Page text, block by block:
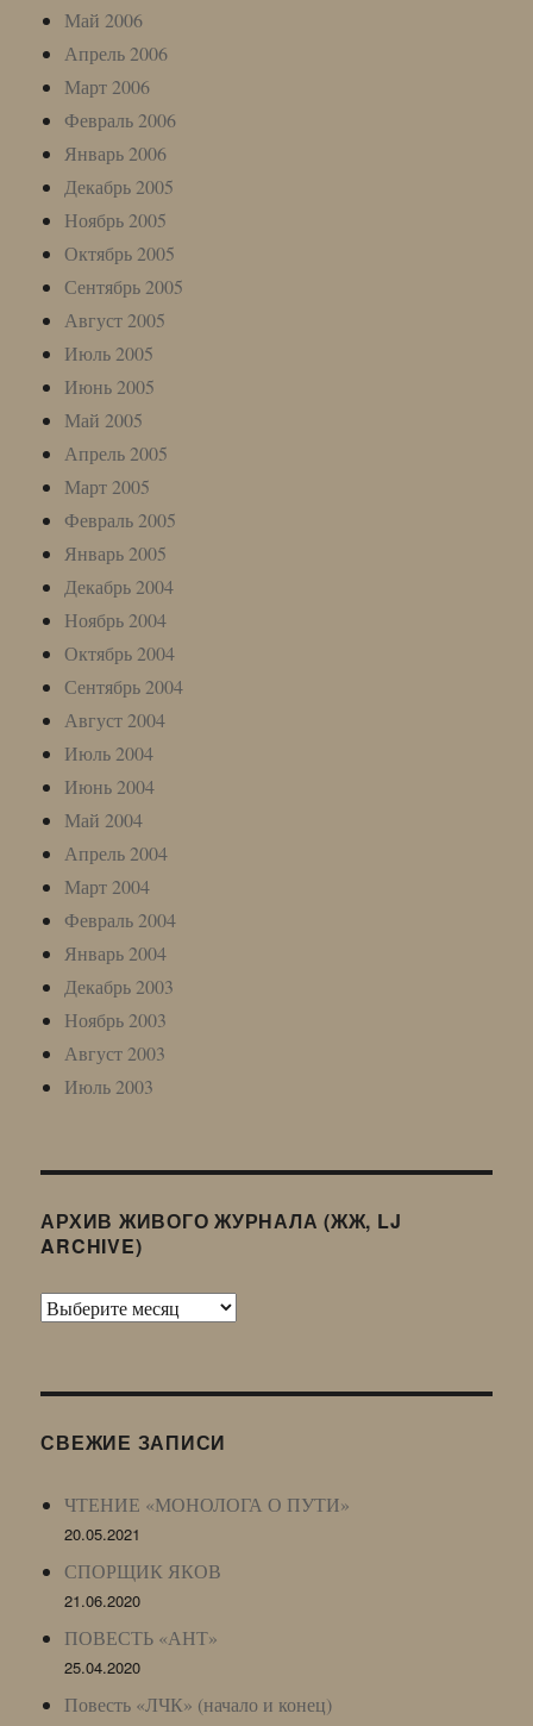
Май 2006
Апрель 2006
Март 2006
Февраль 2006
Январь 2006
Декабрь 2005
Ноябрь 2005
Октябрь 2005
Сентябрь 2005
Август 2005
Июль 2005
Июнь 2005
Май 2005
Апрель 2005
Март 2005
Февраль 2005
Январь 2005
Декабрь 2004
Ноябрь 2004
Октябрь 2004
Сентябрь 2004
Август 2004
Июль 2004
Июнь 2004
Май 2004
Апрель 2004
Март 2004
Февраль 2004
Январь 2004
Декабрь 2003
Ноябрь 2003
Август 2003
Июль 2003
АРХИВ ЖИВОГО ЖУРНАЛА (ЖЖ, LJ
ARCHIVE)
Архив
LJ
СВЕЖИЕ ЗАПИСИ
ЧТЕНИЕ «МОНОЛОГА О ПУТИ»
20.05.2021
СПОРЩИК ЯКОВ
21.06.2020
ПОВЕСТЬ «АНТ»
25.04.2020
Повесть «ЛЧК» (начало и конец)